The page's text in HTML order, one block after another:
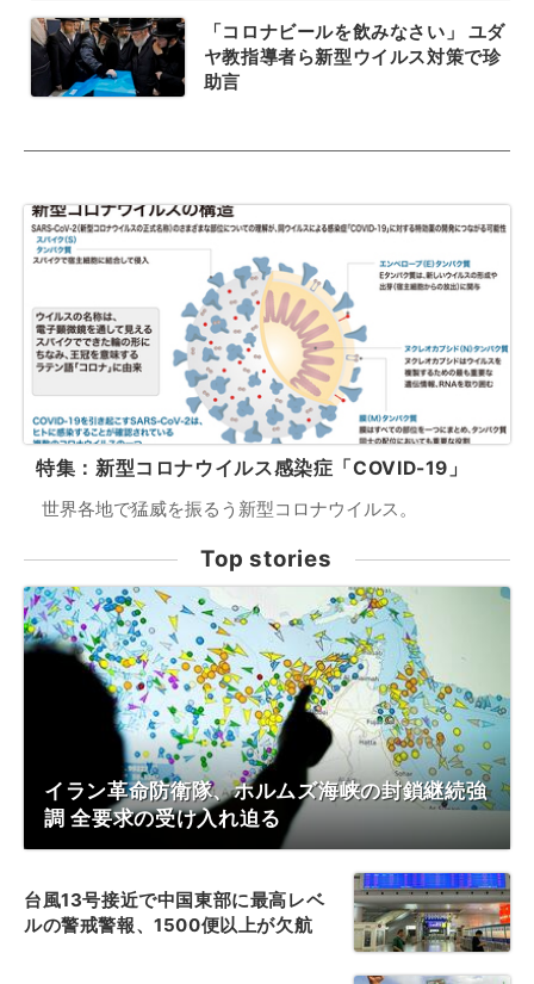
「コロナビールを飲みなさい」 ユダ
ヤ教指導者ら新型ウイルス対策で珍
助言
特集：新型コロナウイルス感染症「COVID-19」
世界各地で猛威を振るう新型コロナウイルス。
Top stories
イラン革命防衛隊、ホルムズ海峡の封鎖継続強
調 全要求の受け入れ迫る
台風13号接近で中国東部に最高レベ
ルの警戒警報、1500便以上が欠航